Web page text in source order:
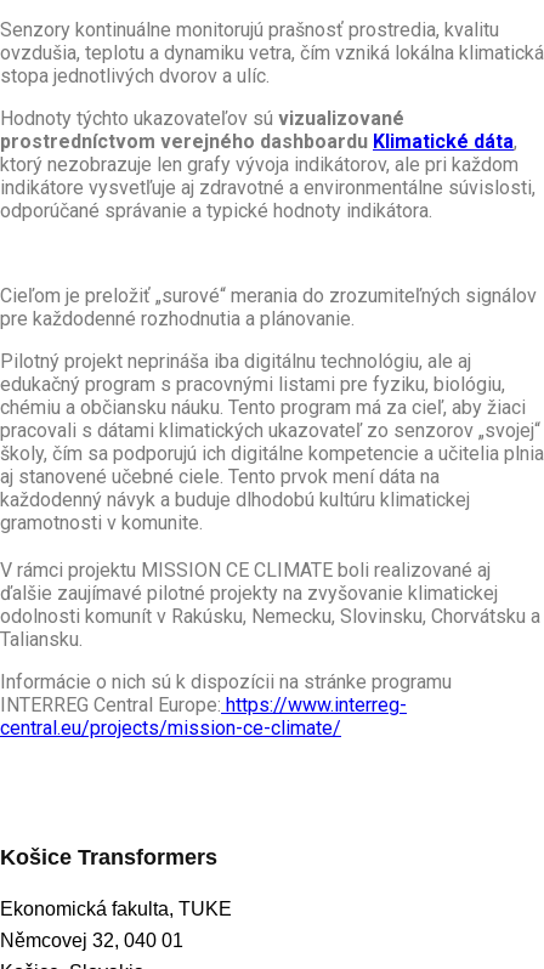
Senzory kontinuálne monitorujú prašnosť prostredia, kvalitu
ovzdušia, teplotu a dynamiku vetra, čím vzniká lokálna klimatická
stopa jednotlivých dvorov a ulíc.
Hodnoty týchto ukazovateľov sú vizualizované
prostredníctvom verejného dashboardu Klimatické dáta,
ktorý nezobrazuje len grafy vývoja indikátorov, ale pri každom
indikátore vysvetľuje aj zdravotné a environmentálne súvislosti,
odporúčané správanie a typické hodnoty indikátora.
Cieľom je preložiť „surové“ merania do zrozumiteľných signálov
pre každodenné rozhodnutia a plánovanie.
Pilotný projekt neprináša iba digitálnu technológiu, ale aj
edukačný program s pracovnými listami pre fyziku, biológiu,
chémiu a občiansku náuku. Tento program má za cieľ, aby žiaci
pracovali s dátami klimatických ukazovateľ zo senzorov „svojej“
školy, čím sa podporujú ich digitálne kompetencie a učitelia plnia
aj stanovené učebné ciele. Tento prvok mení dáta na
každodenný návyk a buduje dlhodobú kultúru klimatickej
gramotnosti v komunite.
V rámci projektu MISSION CE CLIMATE boli realizované aj
ďalšie zaujímavé pilotné projekty na zvyšovanie klimatickej
odolnosti komunít v Rakúsku, Nemecku, Slovinsku, Chorvátsku a
Taliansku.
Informácie o nich sú k dispozícii na stránke programu
INTERREG Central Europe: https://www.interreg-
central.eu/projects/mission-ce-climate/
Košice Transformers
Ekonomická fakulta, TUKE
Němcovej 32, 040 01